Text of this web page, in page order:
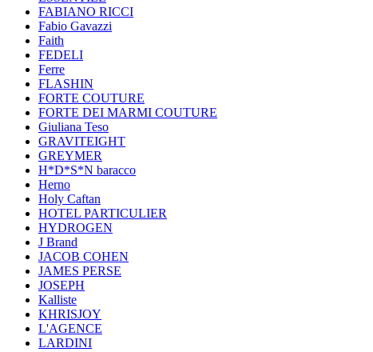
FABIANO RICCI
Fabio Gavazzi
Faith
FEDELI
Ferre
FLASHIN
FORTE COUTURE
FORTE DEI MARMI COUTURE
Giuliana Teso
GRAVITEIGHT
GREYMER
H*D*S*N baracco
Herno
Holy Caftan
HOTEL PARTICULIER
HYDROGEN
J Brand
JACOB COHEN
JAMES PERSE
JOSEPH
Kalliste
KHRISJOY
L'AGENCE
LARDINI